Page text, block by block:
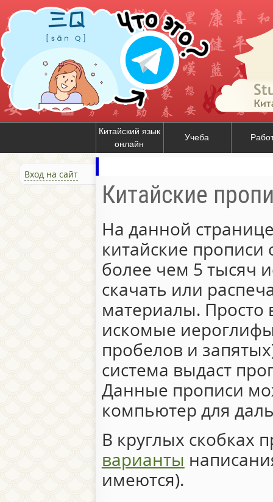
Китайский язык
онлайн
Учеба
Вход на сайт
Китайские
На данной
китайские
более чем 5 тысяч
скачать или
материалы. Просто
искомые
пробелов и
система выдаст
Данные прописи
компьютер для
В круглых скобках
варианты
имеются).